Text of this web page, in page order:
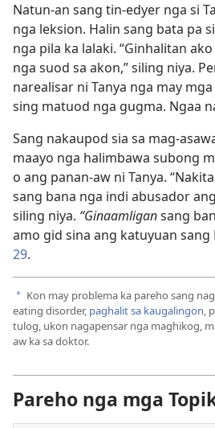
Natun-an sang tin-edyer nga si
nga leksion. Halin sang bata pa
nga pila ka lalaki. “Ginhalitan
nga suod sa akon,” siling niya.
narealisar ni Tanya nga may
sing matuod nga gugma. Ngaa
Sang nakaupod sia sa mag-
maayo nga halimbawa subong
o ang panan-aw ni Tanya.
sang bana nga indi abusador
siling niya. “Ginaamligansang
amo gid sina ang katuyuan sang
29.
a Kon may problema ka pareho sang
eating disorder, paghalit sa kaugalingon,
tulog, ukon nagapensar nga maghikog,
aw ka sa doktor.
Pareho nga mga